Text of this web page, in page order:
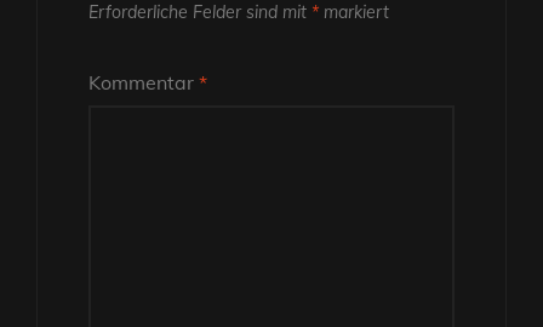
Erforderliche Felder sind mit * markiert
Kommentar *